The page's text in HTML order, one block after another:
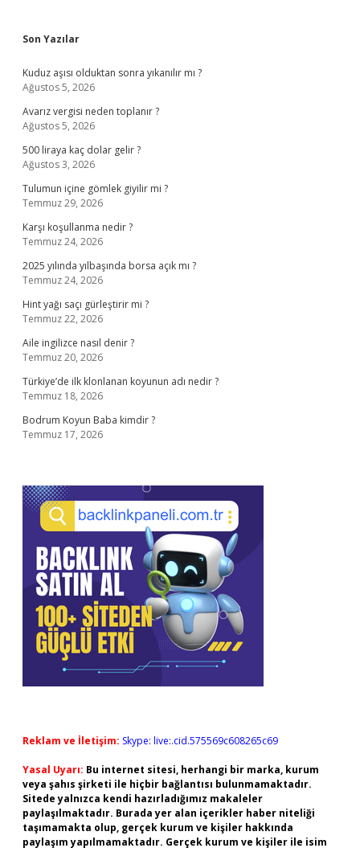
Sidebar
Son Yazılar
Kuduz aşısı olduktan sonra yıkanılır mı ?
Ağustos 5, 2026
Avarız vergisi neden toplanır ?
Ağustos 5, 2026
500 liraya kaç dolar gelir ?
Ağustos 3, 2026
Tulumun içine gömlek giyilir mi ?
Temmuz 29, 2026
Karşı koşullanma nedir ?
Temmuz 24, 2026
2025 yılında yılbaşında borsa açık mı ?
Temmuz 24, 2026
Hint yağı saçı gürleştirir mi ?
Temmuz 22, 2026
Aile ingilizce nasıl denir ?
Temmuz 20, 2026
Türkiye’de ilk klonlanan koyunun adı nedir ?
Temmuz 18, 2026
Bodrum Koyun Baba kimdir ?
Temmuz 17, 2026
Reklam ve İletişim: Skype: live:.cid.575569c608265c69
Yasal Uyarı: Bu internet sitesi, herhangi bir marka, kurum
veya şahıs şirketi ile hiçbir bağlantısı bulunmamaktadır.
Sitede yalnızca kendi hazırladığımız makaleler
paylaşılmaktadır. Burada yer alan içerikler haber niteliği
taşımamakta olup, gerçek kurum ve kişiler hakkında
paylaşım yapılmamaktadır. Gerçek kurum ve kişiler ile isim